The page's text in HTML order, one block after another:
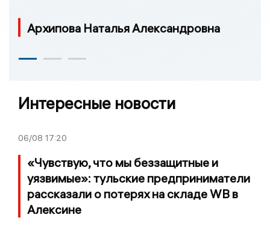
Архипова Наталья Александровна
Интересные новости
06/08 17:20
«Чувствую, что мы беззащитные и
уязвимые»: тульские предприниматели
рассказали о потерях на складе WB в
Алексине